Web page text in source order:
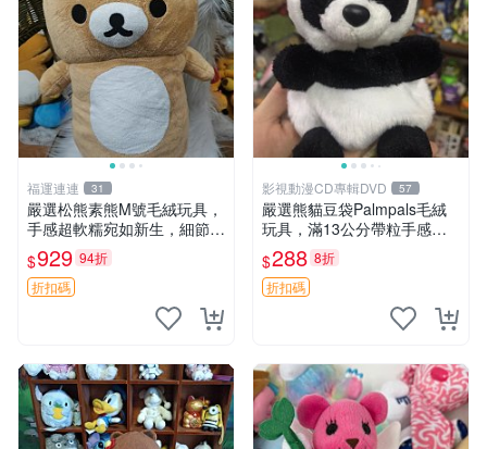
福運連連 31
嚴選松熊素熊M號毛絨玩具，
手感超軟糯宛如新生，細節精
緻完美無瑕，推薦送禮或珍
藏，中古狀態保養得宜。 松
熊 素熊 毛絨doll
$929 94折
折扣碼
影視動漫CD專輯DVD 57
嚴選熊貓豆袋Palmpals毛絨
玩具，滿13公分帶粒手感極
佳，電影主題周邊推薦 熊貓
Palmpals 毛絨玩具 豆袋 劇場
版周邊
$288 8折
折扣碼